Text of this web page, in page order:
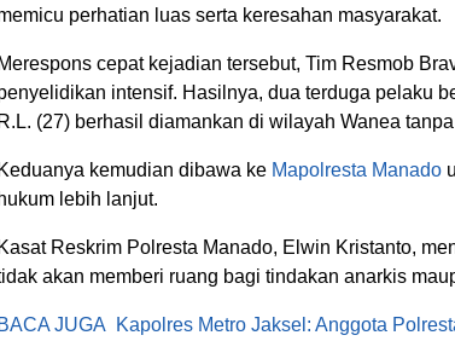
perhatian luas serta keresahan masyarakat.
Merespons cepat kejadian tersebut, Tim Resmob
intensif. Hasilnya, dua terduga pelaku
R.L. (27) berhasil diamankan di wilayah Wanea
Keduanya kemudian dibawa ke Mapolresta Manado
hukum lebih lanjut.
Kasat Reskrim Polresta Manado, Elwin Kristanto,
akan memberi ruang bagi tindakan anarkis
BACA JUGA
Kapolres Metro Jaksel: Anggota